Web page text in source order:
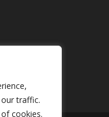
traffic.
cookies.